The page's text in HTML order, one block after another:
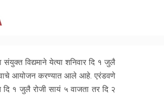
विद्यमाने येत्या शनिवार दि १ जुलै
आयोजन करण्यात आले आहे. एरंडवणे
१ जुलै रोजी सायं ५ वाजता तर दि २